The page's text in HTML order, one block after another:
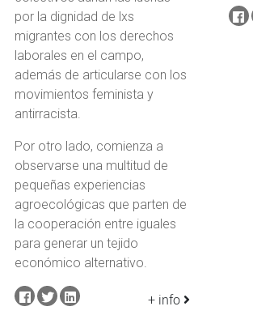
por la dignidad de lxs
migrantes con los derechos
laborales en el campo,
además de articularse con los
movimientos feminista y
antirracista.
Por otro lado, comienza a
observarse una multitud de
pequeñas experiencias
agroecológicas que parten de
la cooperación entre iguales
para generar un tejido
económico alternativo.
+ info